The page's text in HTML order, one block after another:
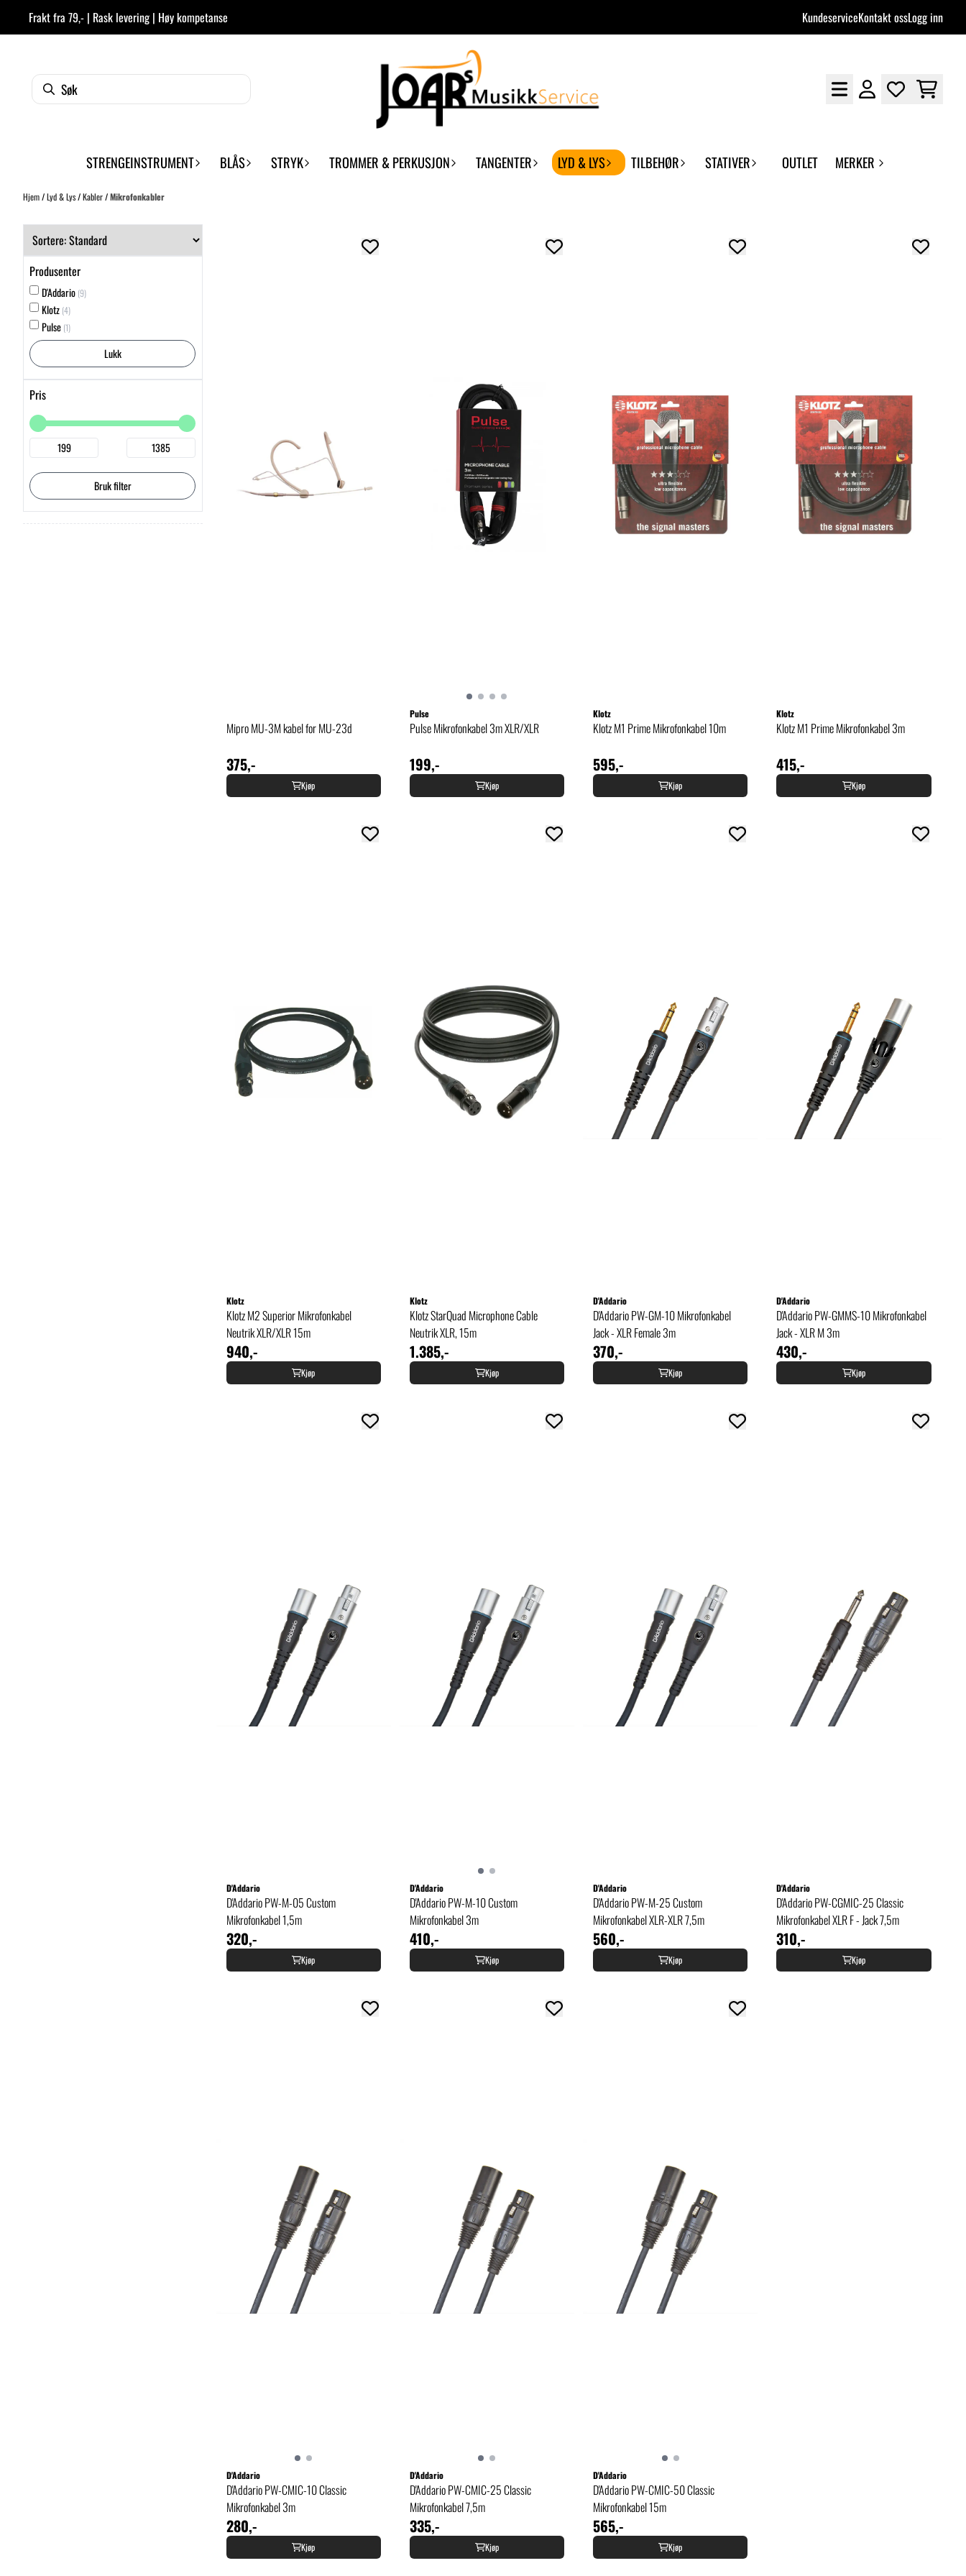
Hopp til innhold
Frakt fra 79,- | Rask levering | Høy kompetanse KundeserviceKontakt ossLogg inn
STRENGEINSTRUMENT BLÅS STRYK TROMMER & PERKUSJON TANGENTER LYD & LYS TILBEHØR STATIVER OUTLET MERKER
Hjem/Lyd & Lys/Kabler/Mikrofonkabler
Produsenter
D'Addario (9)
Klotz (4)
Pulse (1)
Lukk
Pris
Bruk filter
Mipro MU-3M kabel for MU-23d
375,-
Kjøp
Pulse
Pulse Mikrofonkabel 3m XLR/XLR
199,-
Kjøp
Klotz
Klotz M1 Prime Mikrofonkabel 10m
595,-
Kjøp
Klotz
Klotz M1 Prime Mikrofonkabel 3m
415,-
Kjøp
Klotz
Klotz M2 Superior Mikrofonkabel
Neutrik XLR/XLR 15m
940,-
Kjøp
Klotz
Klotz StarQuad Microphone Cable
Neutrik XLR, 15m
1.385,-
Kjøp
D'Addario
D'Addario PW-GM-10 Mikrofonkabel
Jack - XLR Female 3m
370,-
Kjøp
D'Addario
D'Addario PW-GMMS-10 Mikrofonkabel
Jack - XLR M 3m
430,-
Kjøp
D'Addario
D'Addario PW-M-05 Custom
Mikrofonkabel 1,5m
320,-
Kjøp
D'Addario
D'Addario PW-M-10 Custom
Mikrofonkabel 3m
410,-
Kjøp
D'Addario
D'Addario PW-M-25 Custom
Mikrofonkabel XLR-XLR 7,5m
560,-
Kjøp
D'Addario
D'Addario PW-CGMIC-25 Classic
Mikrofonkabel XLR F - Jack 7,5m
310,-
Kjøp
D'Addario
D'Addario PW-CMIC-10 Classic
Mikrofonkabel 3m
280,-
Kjøp
D'Addario
D'Addario PW-CMIC-25 Classic
Mikrofonkabel 7,5m
335,-
Kjøp
D'Addario
D'Addario PW-CMIC-50 Classic
Mikrofonkabel 15m
565,-
Kjøp